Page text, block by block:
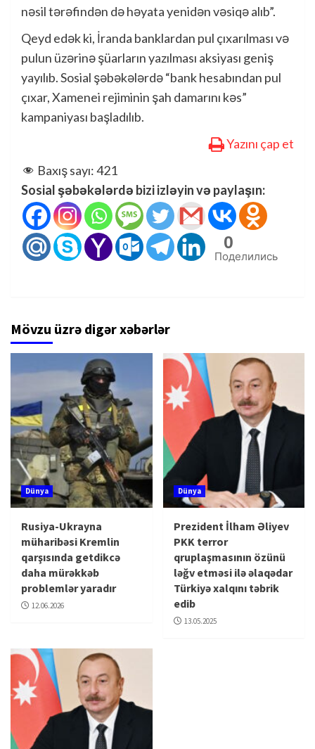
nəsil tərəfindən də həyata yenidən vəsiqə alıb”.
Qeyd edək ki, İranda banklardan pul çıxarılması və
pulun üzərinə şüarların yazılması aksiyası geniş
yayılıb. Sosial şəbəkələrdə “bank hesabından pul
çıxar, Xamenei rejiminin şah damarını kəs”
kampaniyası başladılıb.
Yazını çap et
Baxış sayı:421
Sosial şəbəkələrdə bizi izləyin və paylaşın:
0
Поделились
Mövzu üzrə digər xəbərlər
Dünya
Rusiya-Ukrayna
müharibəsi Kremlin
qarşısında getdikcə
daha mürəkkəb
problemlər yaradır
12.06.2026
Dünya
Prezident İlham Əliyev
PKK terror
qruplaşmasının özünü
ləğv etməsi ilə əlaqədar
Türkiyə xalqını təbrik
edib
13.05.2025